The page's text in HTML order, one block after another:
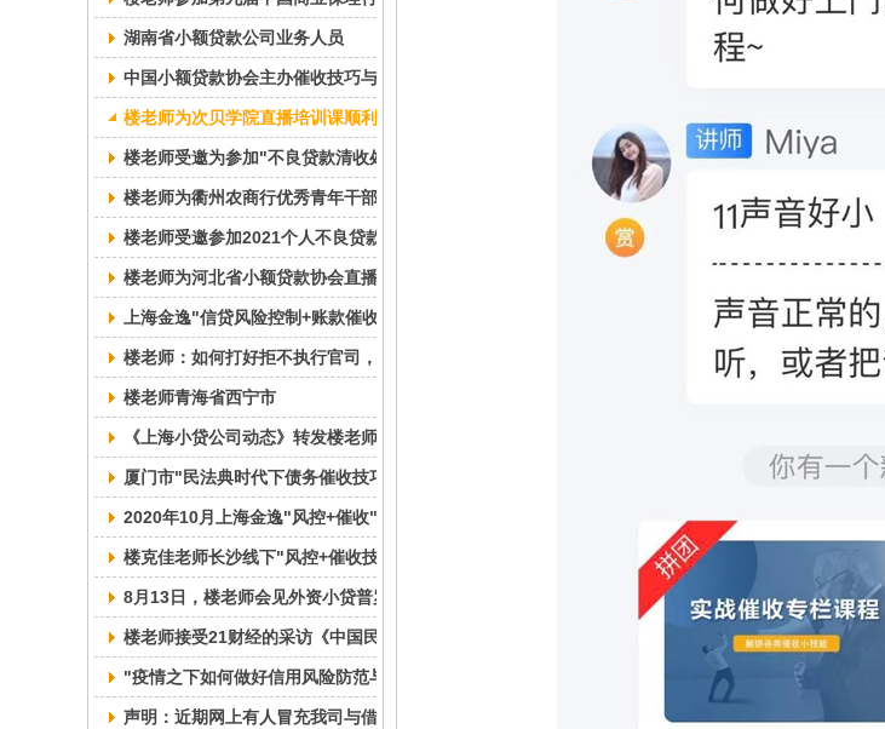
湖南省小额贷款公司业务人员
中国小额贷款协会主办催收技巧与法律实务线上培训班圆满结束
楼老师为次贝学院直播培训课顺利完成
楼老师受邀为参加"不良贷款清收处置方法与创新"研修班的学员讲解实战催收技巧顺利完成！！！
楼老师为衢州农商行优秀青年干部培训班提供
楼老师受邀参加2021个人不良贷款处置乌镇峰会 担任"催收处置比拼"圆桌论坛主持人
楼老师为河北省小额贷款协会直播培训课顺利完成
上海金逸"信贷风险控制+账款催收技巧"研修班成功举办
楼老师：如何打好拒不执行官司，推动有效执行技巧分享 顺利完成！
楼老师青海省西宁市
《上海小贷公司动态》转发楼老师文章：分期还款两要点，尽快拿到首期，适当可打折
厦门市"民法典时代下债务催收技巧"特训班圆满结业
2020年10月上海金逸"风控+催收"培训历程回顾
楼克佳老师长沙线下"风控+催收技巧"培训班顺利完成
8月13日，楼老师会见外资小贷普罗米斯公司原田总经理一行
楼老师接受21财经的采访《中国民间借贷演变史｜"民法典"下民间借贷将迎巨变 如何定义"非法放贷"》
"疫情之下如何做好信用风险防范与催收" 河北 山西 吉林 黑龙江四家省级担保协会联合举办线上培训班
声明：近期网上有人冒充我司与借款人签订借贷合同